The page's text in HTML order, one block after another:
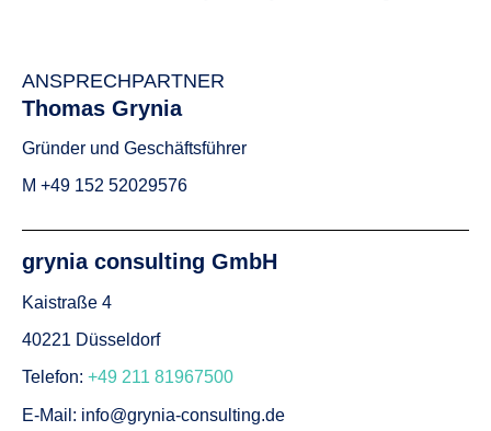
ANSPRECHPARTNER
Thomas Grynia
Gründer und Geschäftsführer
M +49 152 52029576
grynia consulting GmbH
Kaistraße 4
40221 Düsseldorf
Telefon: +49 211 81967500
E-Mail: info@grynia-consulting.de